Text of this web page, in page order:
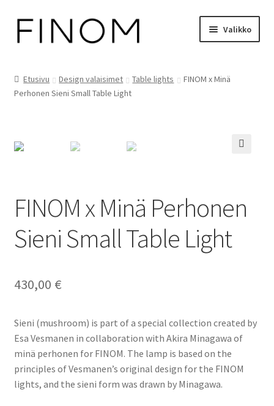
Siirry
navigointiin
Siirry
Valikko
Asiakaspalvelu
Uutiset
Etusivu Design valaisimet Table lights
FINOM x Minä
Perhonen Sieni Small Table Light
FINOM x Minä Perhonen
Sieni Small Table Light
430,00 €
Sieni (mushroom) is part of a special collection created by
Esa Vesmanen in collaboration with Akira Minagawa of
minä perhonen for FINOM. The lamp is based on the
principles of Vesmanen’s original design for the FINOM
lights, and the sieni form was drawn by Minagawa.